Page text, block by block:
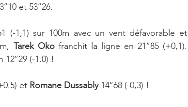
et 53’’26.
Tarek Oko franchit la ligne en 21’’85 (+0,1).
(-1.0) !
et Romane Dussably 14’’68 (-0,3) !